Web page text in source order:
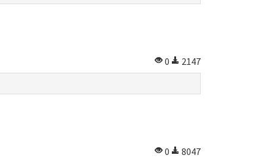
0
2147
0
8047